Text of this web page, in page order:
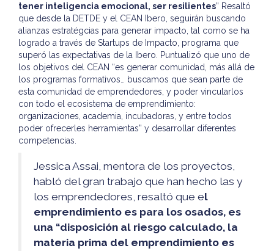
tener inteligencia emocional, ser resilientes” Resaltó
que desde la DETDE y el CEAN Ibero, seguirán buscando
alianzas estratégcias para generar impacto, tal como se ha
logrado a través de Startups de Impacto, programa que
superó las expectativas de la Ibero. Puntualizó que uno de
los objetivos del CEAN “es generar comunidad, más allá de
los programas formativos… buscamos que sean parte de
esta comunidad de emprendedores, y poder vincularlos
con todo el ecosistema de emprendimiento:
organizaciones, academia, incubadoras, y entre todos
poder ofrecerles herramientas” y desarrollar diferentes
competencias.
Jessica Assai, mentora de los proyectos,
habló del gran trabajo que han hecho las y
los emprendedores, resaltó que el
emprendimiento es para los osados, es
una “disposición al riesgo calculado, la
materia prima del emprendimiento es